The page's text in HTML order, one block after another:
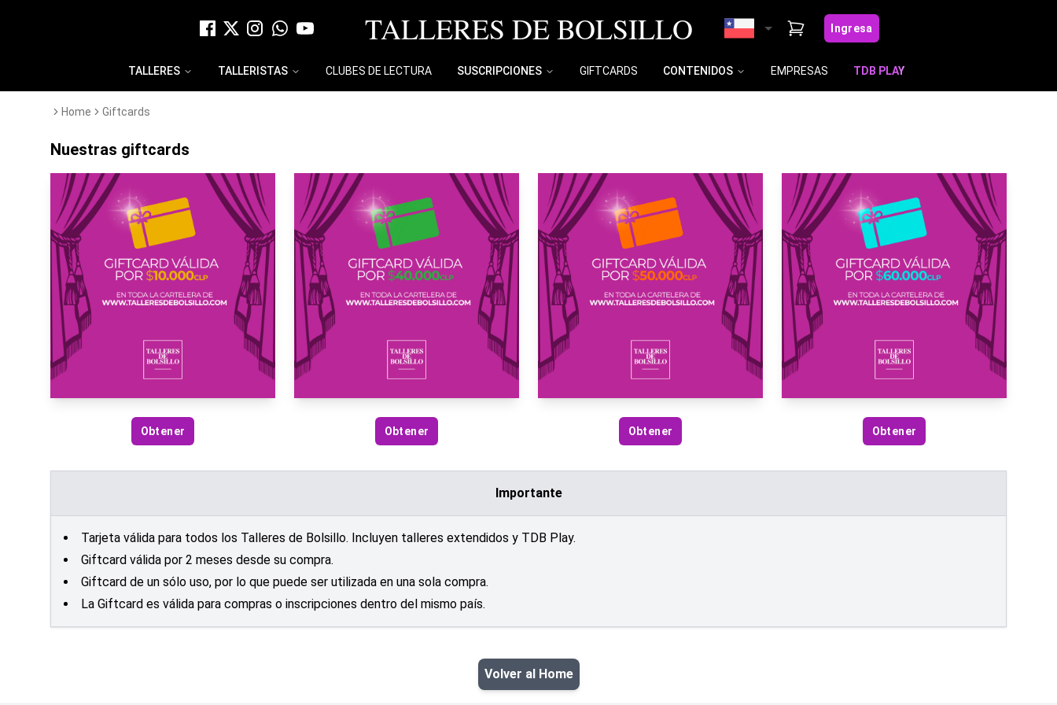
TALLERES DE BOLSILLO Ingresa
TALLERES TALLERISTAS CLUBES DE LECTURA SUSCRIPCIONES GIFTCARDS CONTENIDOS EMPRESAS TDB PLAY
Home Giftcards
Nuestras giftcards
Obtener Obtener Obtener Obtener
Importante
Tarjeta válida para todos los Talleres de Bolsillo. Incluyen talleres extendidos y TDB Play.
Giftcard válida por 2 meses desde su compra.
Giftcard de un sólo uso, por lo que puede ser utilizada en una sola compra.
La Giftcard es válida para compras o inscripciones dentro del mismo país.
Volver al Home